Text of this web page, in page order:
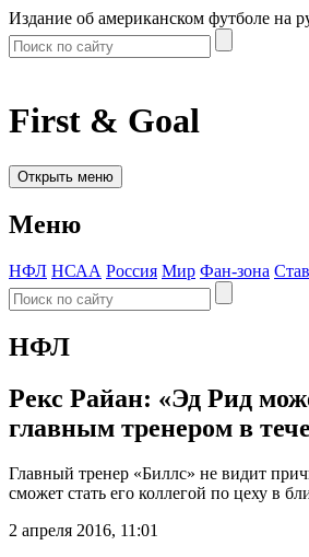
Издание об американском футболе на
First & Goal
Открыть меню
Меню
НФЛ НСАА Россия Мир Фан-зона
НФЛ
Рекс Райан: «Эд Рид
главным тренером в
Главный тренер «Биллс» не видит
сможет стать его коллегой по цеху в
2 апреля 2016, 11:01